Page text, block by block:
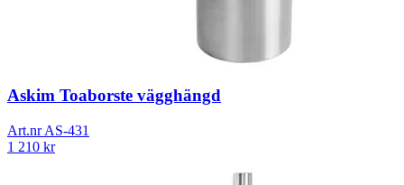
Askim Toaborste vägghängd
Art.nrAS-431
1 210 kr